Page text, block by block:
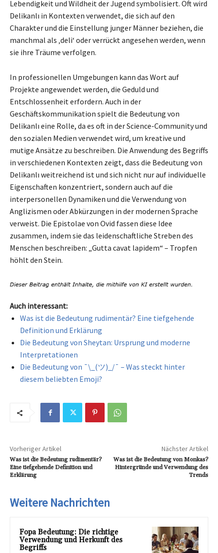
Lebendigkeit und Wildheit der Jugend symbolisiert. Oft wird
Delikanlı in Kontexten verwendet, die sich auf den
Charakter und die Einstellung junger Männer beziehen, die
manchmal als ‚deli‘ oder verrückt angesehen werden, wenn
sie ihre Träume verfolgen.
In professionellen Umgebungen kann das Wort auf
Projekte angewendet werden, die Geduld und
Entschlossenheit erfordern. Auch in der
Geschäftskommunikation spielt die Bedeutung von
Delikanlı eine Rolle, da es oft in der Science-Community und
den sozialen Medien verwendet wird, um kreative und
mutige Ansätze zu beschreiben. Die Anwendung des Begriffs
in verschiedenen Kontexten zeigt, dass die Bedeutung von
Delikanlı weitreichend ist und sich nicht nur auf individuelle
Eigenschaften konzentriert, sondern auch auf die
interpersonellen Dynamiken und die Verwendung von
Anglizismen oder Abkürzungen in der modernen Sprache
verweist. Die Epistolae von Ovid fassen diese Idee
zusammen, indem sie das leidenschaftliche Streben des
Menschen beschreiben: „Gutta cavat lapidem“ – Tropfen
höhlt den Stein.
Auch interessant:
Was ist die Bedeutung rudimentär? Eine tiefgehende
Definition und Erklärung
Die Bedeutung von Sheytan: Ursprung und moderne
Interpretationen
Die Bedeutung von ¯\_(ツ)_/¯ – Was steckt hinter
diesem beliebten Emoji?
Vorheriger Artikel
Was ist die Bedeutung rudimentär?
Eine tiefgehende Definition und
Erklärung
Nächster Artikel
Was ist die Bedeutung von Monkas?
Hintergründe und Verwendung des
Trends
Weitere Nachrichten
Fopa Bedeutung: Die richtige
Verwendung und Herkunft des
Begriffs